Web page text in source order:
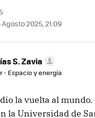
2025, 21:09
S. Zavia
- Espacio y energía
la vuelta al
la Universidad de